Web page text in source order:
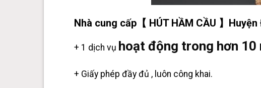
Nhà cung cấp【 HÚT HẦM CẦU 】
+ 1 dịch vụ hoạt động trong hơn 10
+ Giấy phép đầy đủ , luôn công khai.